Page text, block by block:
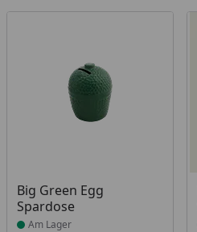
Big Green Egg
Spardose
Produkt am Lager
Am Lager